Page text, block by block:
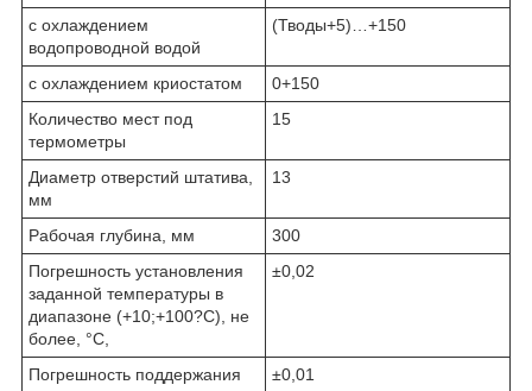
с охлаждением
водопроводной водой
(Тводы+5)…+150
с охлаждением криостатом
0+150
Количество мест под
термометры
15
Диаметр отверстий штатива,
мм
13
Рабочая глубина, мм
300
Погрешность установления
заданной температуры в
диапазоне (+10;+100?С), не
более, °С,
±0,02
Погрешность поддержания
±0,01